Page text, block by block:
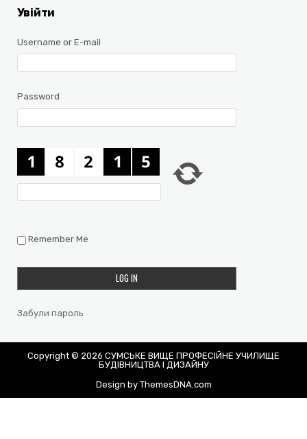
Увійти
Username or E-mail
Password
Remember Me
Забули пароль
Copyright © 2026 СУМСЬКЕ ВИЩЕ ПРОФЕСІЙНЕ УЧИЛИЩЕ
БУДІВНИЦТВА І ДИЗАЙНУ
Design by ThemesDNA.com